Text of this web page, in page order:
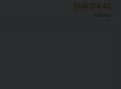
EUR174,42
IVA incl.